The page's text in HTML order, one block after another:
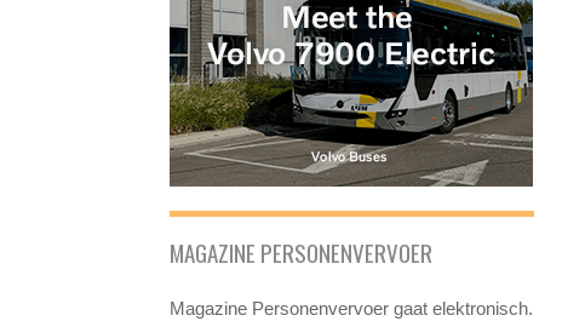
MAGAZINE PERSONENVERVOER
Magazine Personenvervoer gaat elektronisch.